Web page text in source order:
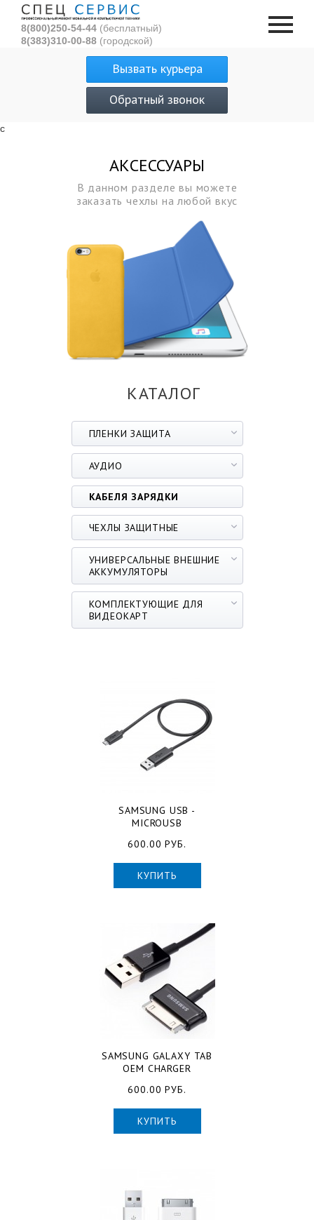
с
8(800)250-54-44 (бесплатный)
8(383)310-00-88 (городской)
Вызвать курьера
Обратный звонок
АКСЕССУАРЫ
В данном разделе вы можете
заказать чехлы на любой вкус
КАТАЛОГ
ПЛЕНКИ ЗАЩИТА
АУДИО
КАБЕЛЯ ЗАРЯДКИ
ЧЕХЛЫ ЗАЩИТНЫЕ
УНИВЕРСАЛЬНЫЕ ВНЕШНИЕ
АККУМУЛЯТОРЫ
КОМПЛЕКТУЮЩИЕ ДЛЯ
ВИДЕОКАРТ
SAMSUNG USB -
MICROUSB
600.00 РУБ.
КУПИТЬ
SAMSUNG GALAXY TAB
OEM CHARGER
600.00 РУБ.
КУПИТЬ